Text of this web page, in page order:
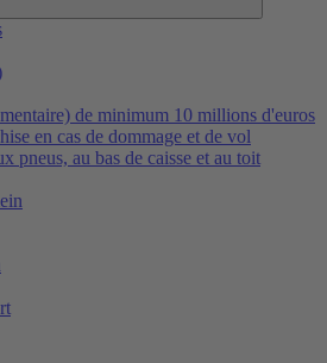
de minimum 10 millions d'euros
en cas de dommage et de vol
pneus, au bas de caisse et au toit